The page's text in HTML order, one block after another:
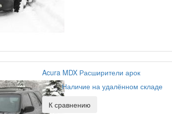
Acura MDX Расширители арок
Наличие на удалённом складе
К сравнению